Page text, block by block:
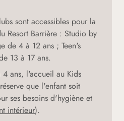
sont accessibles pour la
Resort Barrière : Studio by
de 4 à 12 ans ; Teen's
13 à 17 ans.
ans, l'accueil au Kids
que l'enfant soit
ses besoins d'hygiène et
intérieur).